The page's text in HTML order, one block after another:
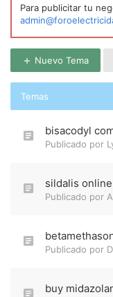
Para publicitar tu
Nuevo Tema
Temas
bisacodyl
Publicado por
sildalis
Publicado por
Publicado por
buy